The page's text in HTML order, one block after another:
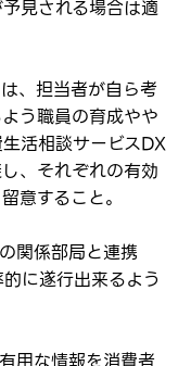
見される場合は適
、担当者が自ら考
う職員の育成やや
活相談サービスDX
、それぞれの有効
意すること。
関係部局と連携
に遂行出来るよう